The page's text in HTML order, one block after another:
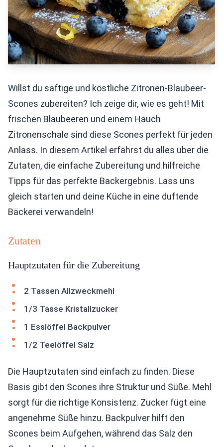
Willst du saftige und köstliche Zitronen-Blaubeer-
Scones zubereiten? Ich zeige dir, wie es geht! Mit
frischen Blaubeeren und einem Hauch
Zitronenschale sind diese Scones perfekt für jeden
Anlass. In diesem Artikel erfährst du alles über die
Zutaten, die einfache Zubereitung und hilfreiche
Tipps für das perfekte Backergebnis. Lass uns
gleich starten und deine Küche in eine duftende
Bäckerei verwandeln!
Zutaten
Hauptzutaten für die Zubereitung
2 Tassen Allzweckmehl
1/3 Tasse Kristallzucker
1 Esslöffel Backpulver
1/2 Teelöffel Salz
Die Hauptzutaten sind einfach zu finden. Diese
Basis gibt den Scones ihre Struktur und Süße. Mehl
sorgt für die richtige Konsistenz. Zucker fügt eine
angenehme Süße hinzu. Backpulver hilft den
Scones beim Aufgehen, während das Salz den